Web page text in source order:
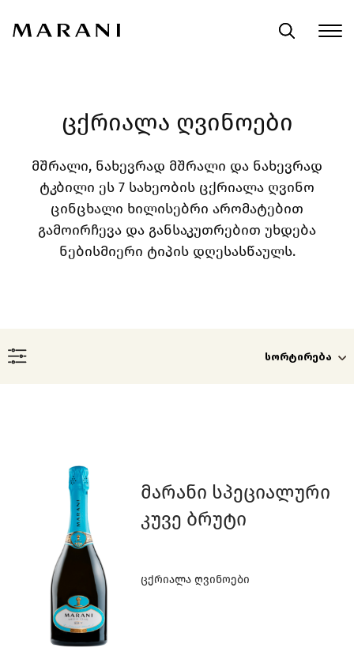
Ისტორია
Მეღვინეობა
Ჩვენი Ღვინოები
ცქრიალა ღვინოები
მშრალი, ნახევრად მშრალი და ნახევრად
ტკბილი ეს 7 სახეობის ცქრიალა ღვინო
ცინცხალი ხილისებრი არომატებით
გამოირჩევა და განსაკუთრებით უხდება
ნებისმიერი ტიპის დღესასწაულს.
Მარანი Სპეციალური
Კუვე Ბრუტი
Ცქრიალა Ღვინოები